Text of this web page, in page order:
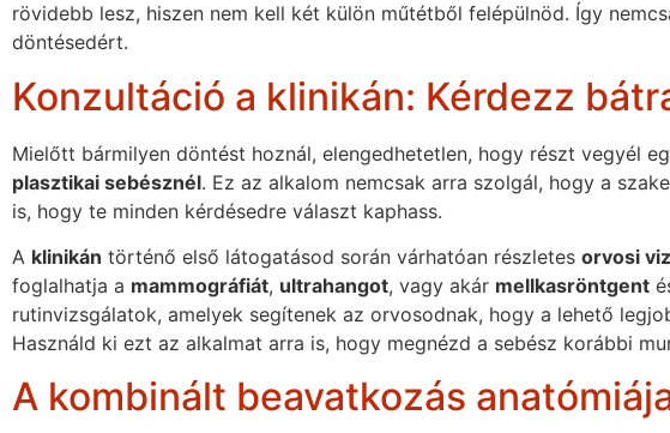
rövidebb lesz, hiszen nem kell két külön műtétből felépülnöd. Így
döntésedért.
Konzultáció a klinikán: Kérdezz
Mielőtt bármilyen döntést hoznál, elengedhetetlen, hogy részt vegyél
plasztikai sebésznél. Ez az alkalom nemcsak arra szolgál, hogy a
is, hogy te minden kérdésedre választ kaphass.
A klinikán történő első látogatásod során várhatóan részletes orvosi
foglalhatja a mammográfiát, ultrahangot, vagy akár mellkasröntgent
rutinvizsgálatok, amelyek segítenek az orvosodnak, hogy a lehető
Használd ki ezt az alkalmat arra is, hogy megnézd a sebész korábbi
A kombinált beavatkozás